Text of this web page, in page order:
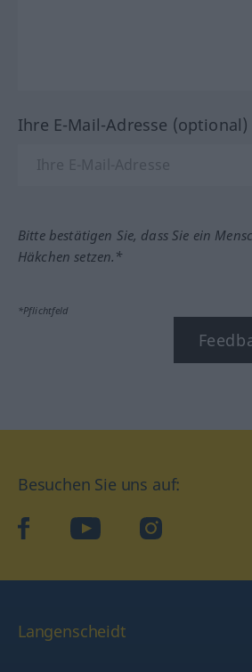
Ihre E-Mail-Adresse (optional)
Bitte bestätigen Sie, dass Sie ein
Häkchen setzen.*
*Pflichtfeld
Besuchen Sie uns auf:
facebookYouTube Instagram
Langenscheidt